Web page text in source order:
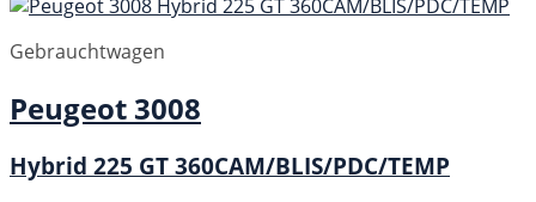
Gebrauchtwagen
Peugeot 3008
Hybrid 225 GT 360CAM/BLIS/PDC/TEMP